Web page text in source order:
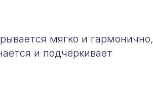
мягко и гармонично,
и подчёркивает